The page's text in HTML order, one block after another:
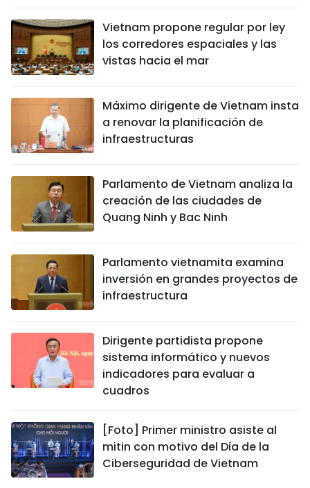
Vietnam propone regular por ley
los corredores espaciales y las
vistas hacia el mar
Máximo dirigente de Vietnam insta
a renovar la planificación de
infraestructuras
Parlamento de Vietnam analiza la
creación de las ciudades de
Quang Ninh y Bac Ninh
Parlamento vietnamita examina
inversión en grandes proyectos de
infraestructura
Dirigente partidista propone
sistema informático y nuevos
indicadores para evaluar a
cuadros
[Foto] Primer ministro asiste al
mitin con motivo del Día de la
Ciberseguridad de Vietnam